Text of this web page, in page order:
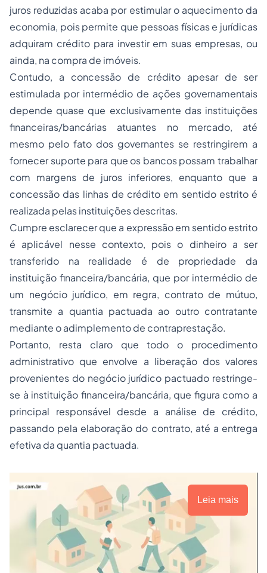
juros reduzidas acaba por estimular o aquecimento da
economia, pois permite que pessoas físicas e jurídicas
adquiram crédito para investir em suas empresas, ou
ainda, na compra de imóveis.
Contudo, a concessão de crédito apesar de ser
estimulada por intermédio de ações governamentais
depende quase que exclusivamente das instituições
financeiras/bancárias atuantes no mercado, até
mesmo pelo fato dos governantes se restringirem a
fornecer suporte para que os bancos possam trabalhar
com margens de juros inferiores, enquanto que a
concessão das linhas de crédito em sentido estrito é
realizada pelas instituições descritas.
Cumpre esclarecer que a expressão em sentido estrito
é aplicável nesse contexto, pois o dinheiro a ser
transferido na realidade é de propriedade da
instituição financeira/bancária, que por intermédio de
um negócio jurídico, em regra, contrato de mútuo,
transmite a quantia pactuada ao outro contratante
mediante o adimplemento de contraprestação.
Portanto, resta claro que todo o procedimento
administrativo que envolve a liberação dos valores
provenientes do negócio jurídico pactuado restringe-
se à instituição financeira/bancária, que figura como a
principal responsável desde a análise de crédito,
passando pela elaboração do contrato, até a entrega
efetiva da quantia pactuada.
Leia mais